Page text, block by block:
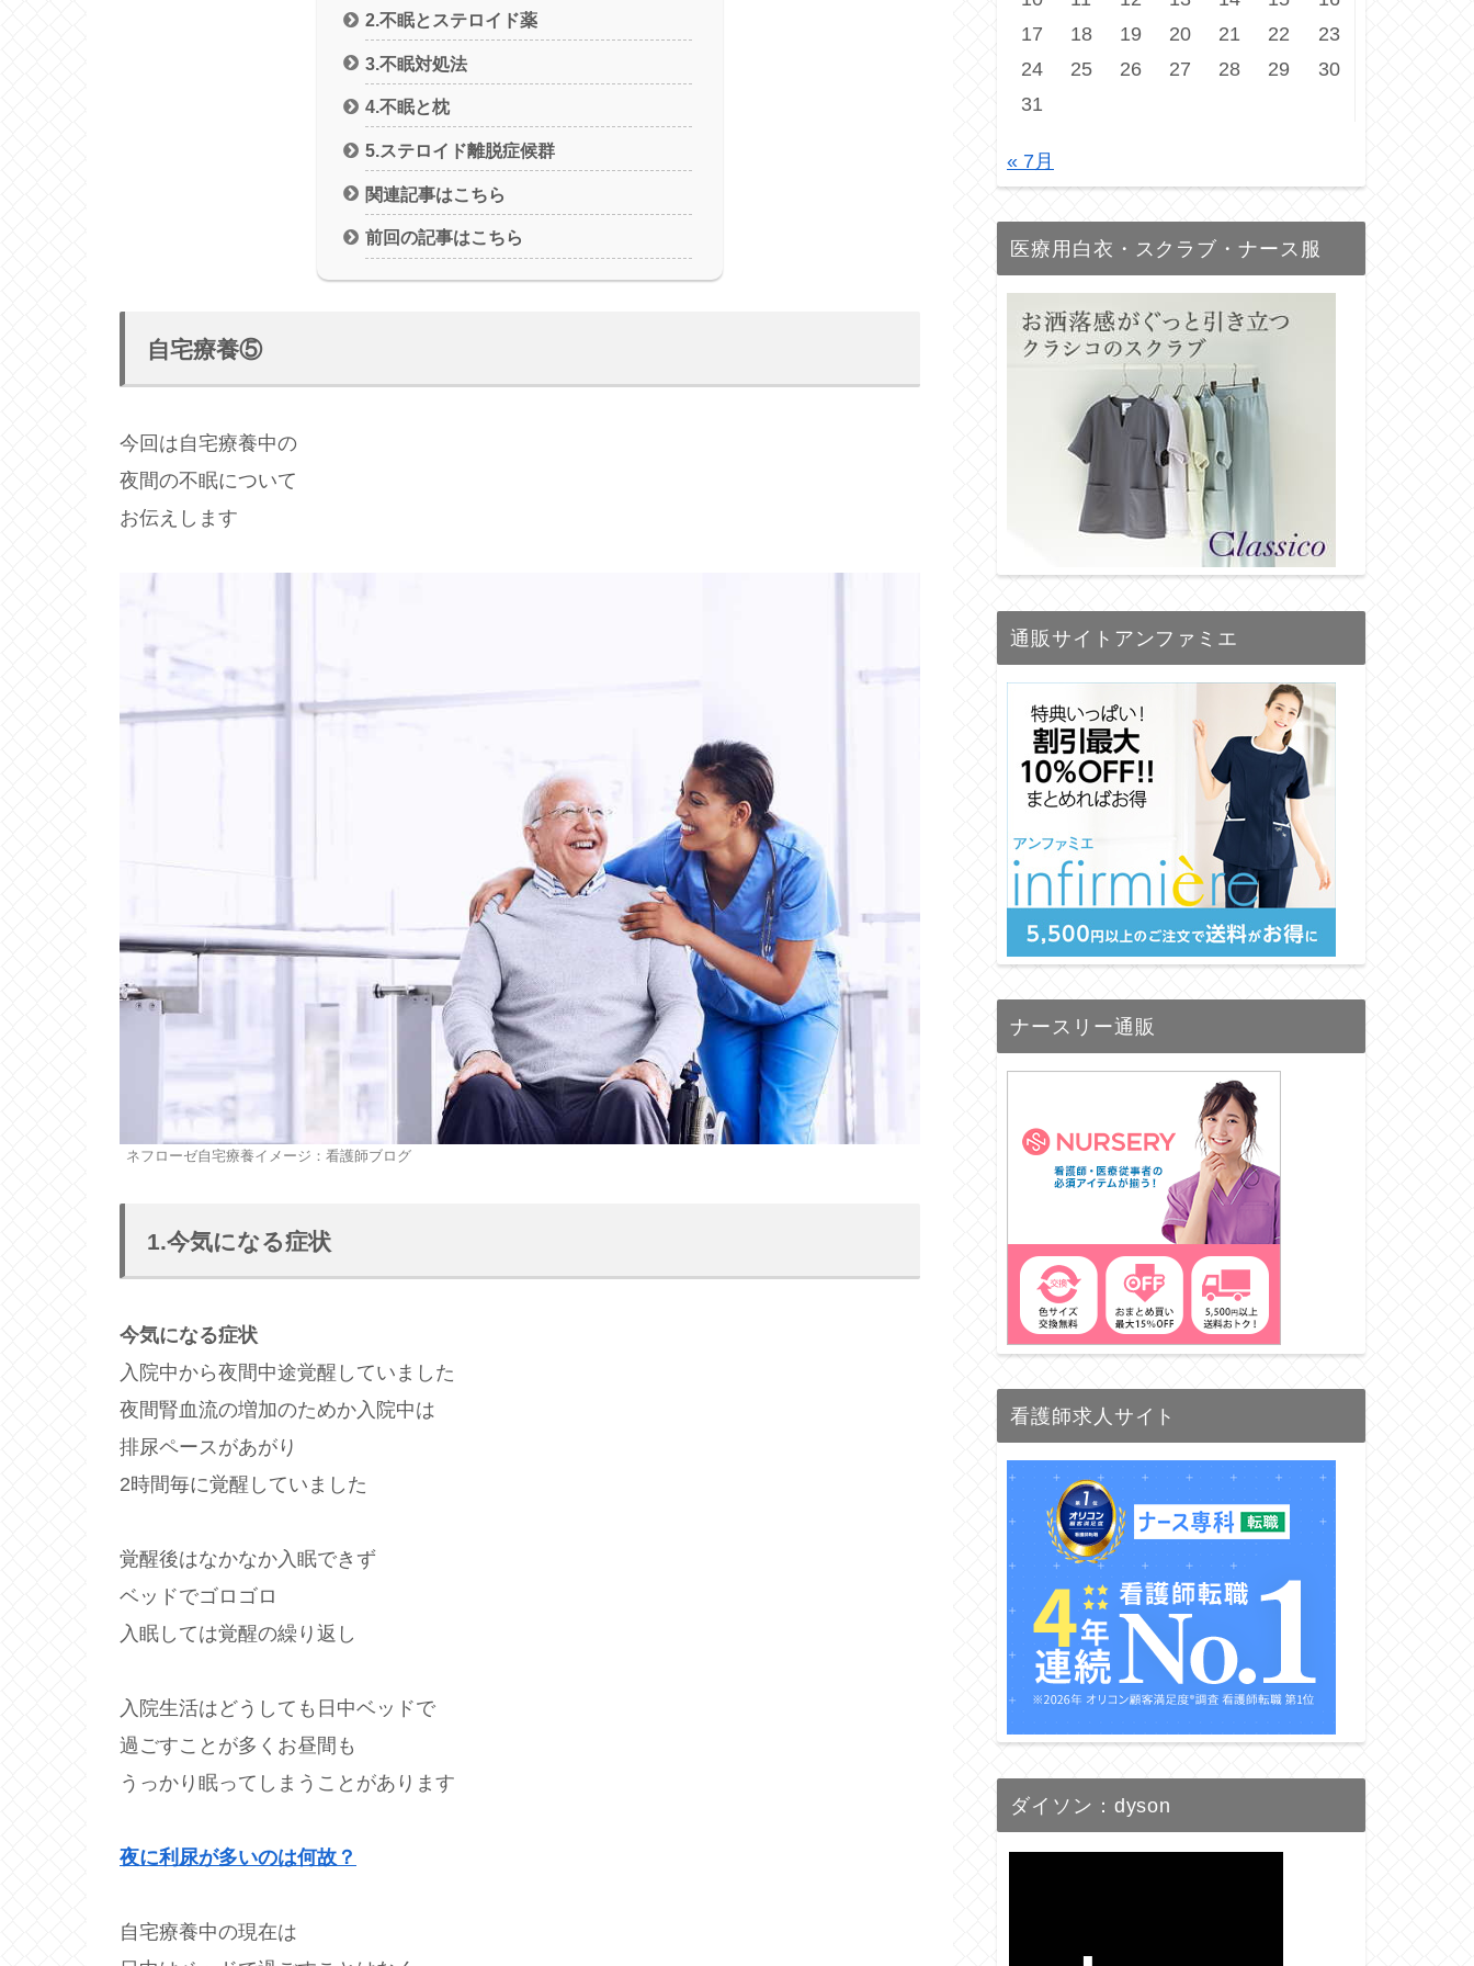
2.不眠とステロイド薬
3.不眠対処法
4.不眠と枕
5.ステロイド離脱症候群
関連記事はこちら
前回の記事はこちら
自宅療養⑤
今回は自宅療養中の
夜間の不眠について
お伝えします
ネフローゼ自宅療養イメージ：看護師ブログ
1.今気になる症状
今気になる症状
入院中から夜間中途覚醒していました
夜間腎血流の増加のためか入院中は
排尿ペースがあがり
2時間毎に覚醒していました
覚醒後はなかなか入眠できず
ベッドでゴロゴロ
入眠しては覚醒の繰り返し
入院生活はどうしても日中ベッドで
過ごすことが多くお昼間も
うっかり眠ってしまうことがあります
夜に利尿が多いのは何故？
自宅療養中の現在は
17
18 19 20 21 22
23
24
25 26 27 28 29
30
31
« 7月
医療用白衣・スクラブ・ナース服
通販サイトアンファミエ
ナースリー通販
看護師求人サイト
ダイソン：dyson